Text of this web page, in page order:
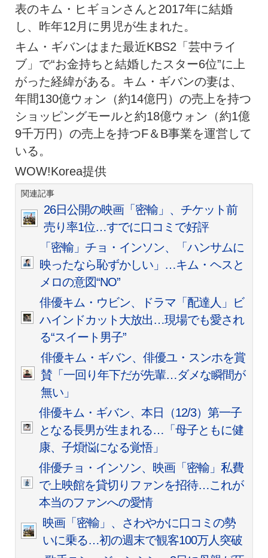
表のキム・ヒギョンさんと2017年に結婚
し、昨年12月に男児が生まれた。
キム・ギバンはまた最近KBS2「芸中ライ
ブ」で“お金持ちと結婚したスター6位”に上
がった経緯がある。キム・ギバンの妻は、
年間130億ウォン（約14億円）の売上を持つ
ショッピングモールと約18億ウォン（約1億
9千万円）の売上を持つF＆B事業を運営して
いる。
WOW!Korea提供
関連記事
26日公開の映画「密輸」、チケット前
売り率1位…すでに口コミで好評
「密輸」チョ・インソン、「ハンサムに
映ったなら恥ずかしい」…キム・ヘスと
メロの意図“NO”
俳優キム・ウビン、ドラマ「配達人」ビ
ハインドカット大放出…現場でも愛され
る“スイート男子”
俳優キム・ギバン、俳優ユ・スンホを賞
賛「一回り年下だが先輩…ダメな瞬間が
無い」
俳優キム・ギバン、本日（12/3）第一子
となる長男が生まれる…「母子ともに健
康、子煩悩になる覚悟」
俳優チョ・インソン、映画「密輸」私費
で上映館を貸切りファンを招待…これが
本当のファンへの愛情
映画「密輸」、さわやかに口コミの勢
いに乗る…初の週末で観客100万人突破